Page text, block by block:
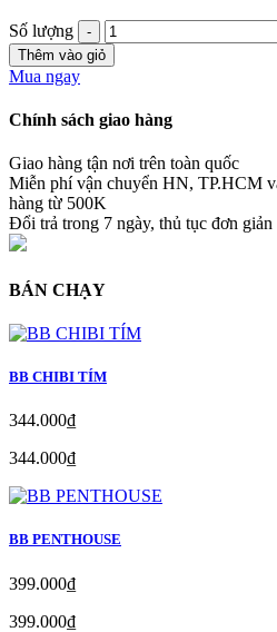
Số lượng
Thêm vào giỏ
Mua ngay
Chính sách giao hàng
Giao hàng tận nơi trên toàn quốc
Miễn phí vận chuyển HN, TP.HCM
hàng từ 500K
Đổi trả trong 7 ngày, thủ tục đơn giản
BÁN CHẠY
BB CHIBI TÍM
344.000₫
344.000₫
BB PENTHOUSE
399.000₫
399.000₫